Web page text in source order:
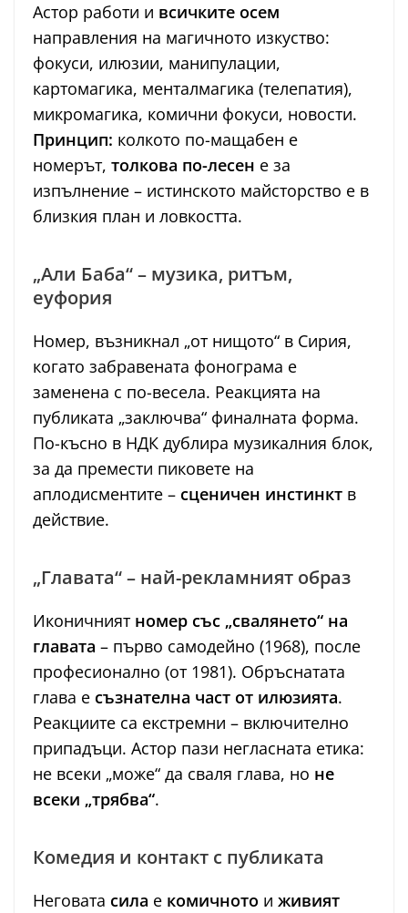
Астор работи и всичките осем
направления на магичното изкуство:
фокуси, илюзии, манипулации,
картомагика, менталмагика (телепатия),
микромагика, комични фокуси, новости.
Принцип: колкото по-мащабен е
номерът, толкова по-лесен е за
изпълнение – истинското майсторство е в
близкия план и ловкостта.
„Али Баба“ – музика, ритъм,
еуфория
Номер, възникнал „от нищото“ в Сирия,
когато забравената фонограма е
заменена с по-весела. Реакцията на
публиката „заключва“ финалната форма.
По-късно в НДК дублира музикалния блок,
за да премести пиковете на
аплодисментите – сценичен инстинкт в
действие.
„Главата“ – най-рекламният образ
Иконичният номер със „свалянето“ на
главата – първо самодейно (1968), после
професионално (от 1981). Обръснатата
глава е съзнателна част от илюзията.
Реакциите са екстремни – включително
припадъци. Астор пази негласната етика:
не всеки „може“ да сваля глава, но не
всеки „трябва“.
Комедия и контакт с публиката
Неговата сила е комичното и живият